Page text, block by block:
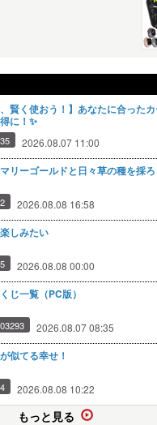
、賢く使おう！】あなたに合った
に！✨
2026.08.07 11:00
リーゴールドと日々草の種を採ろ
2026.08.08 16:58
しみたい
2026.08.08 00:00
じ一覧（PC版）
2026.08.07 08:35
似てる幸せ！
2026.08.08 10:22
もっと見る